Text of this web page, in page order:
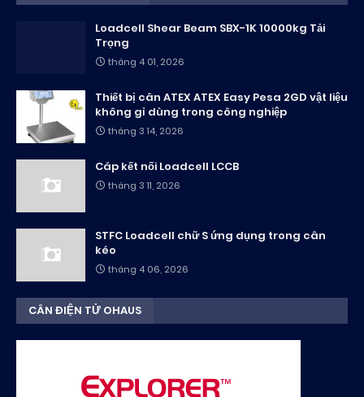
Loadcell Shear Beam SBX-1K 10000kg Tải
Trọng
tháng 4 01, 2026
Thiết bị cân ATEX ATEX Easy Pesa 2GD vật liệu
không gỉ dùng trong công nghiệp
tháng 3 14, 2026
Cáp kết nối Loadcell LCCB
tháng 3 11, 2026
STFC Loadcell chữ S ứng dụng trong cân
kéo
tháng 4 06, 2026
CÂN ĐIỆN TỬ OHAUS